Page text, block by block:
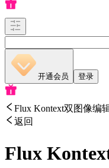
开通会员 登录
Flux Kontext双图像编
返回
Flux